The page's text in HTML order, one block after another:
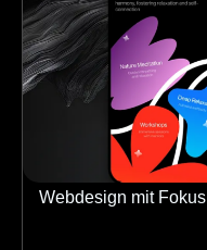
Webdesign mit Fokus